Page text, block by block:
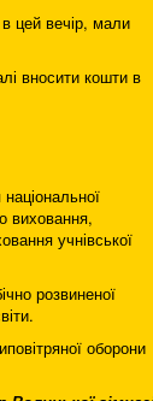
цей вечір, мали
вносити кошти в
виховання,
учнівської
розвиненої
оборони